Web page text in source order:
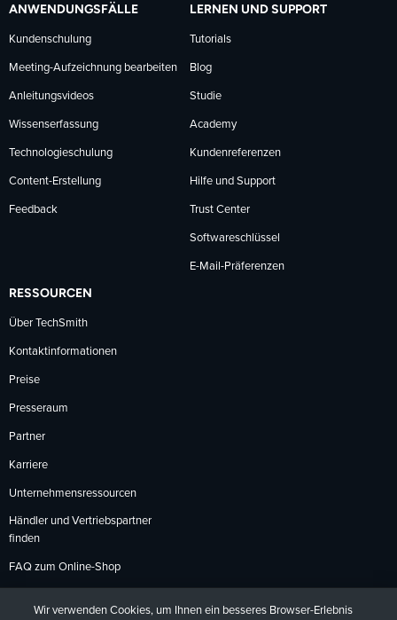
ANWENDUNGSFÄLLE
Kundenschulung
Meeting-Aufzeichnung bearbeiten
Anleitungsvideos
Wissenserfassung
Technologieschulung
Content-Erstellung
Feedback
LERNEN UND SUPPORT
Tutorials
Blog
Studie
Academy
Kundenreferenzen
Hilfe und Support
Trust Center
Softwareschlüssel
E-Mail-Präferenzen
RESSOURCEN
Über TechSmith
Kontaktinformationen
Preise
Presseraum
Partner
Karriere
Unternehmensressourcen
Händler und Vertriebspartner
finden
FAQ zum Online-Shop
Wir verwenden Cookies, um Ihnen ein besseres Browser-Erlebnis